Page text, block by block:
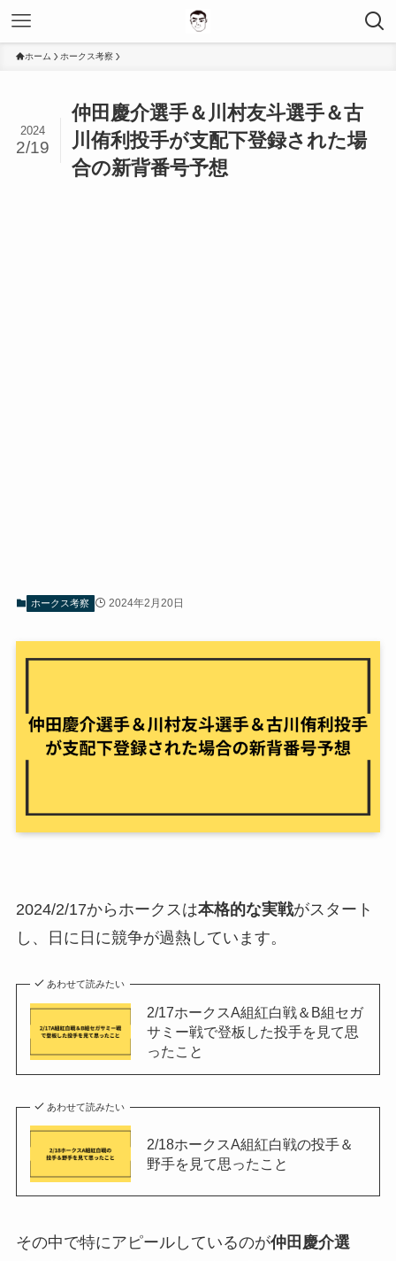
ホーム ホークス考察
仲田慶介選手＆川村友斗選手＆古
川侑利投手が支配下登録された場
合の新背番号予想
2024
2/19
ホークス考察 2024年2月20日
2024/2/17からホークスは本格的な実戦がスタート
し、日に日に競争が過熱しています。
あわせて読みたい
2/17ホークスA組紅白戦＆B組セガ
サミー戦で登板した投手を見て思
ったこと
あわせて読みたい
2/18ホークスA組紅白戦の投手＆
野手を見て思ったこと
その中で特にアピールしているのが仲田慶介選